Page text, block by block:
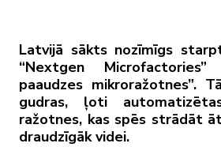
Latvijā sākts nozīmīgs
“Nextgen
paaudzes mikroražotnes”.
gudras, ļoti
ražotnes, kas spēs strādāt
draudzīgāk videi.